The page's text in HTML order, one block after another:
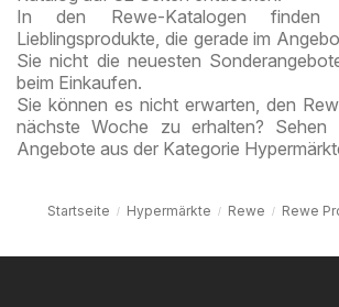
In den Rewe-Katalogen
Lieblingsprodukte, die gerade im
Sie nicht die neuesten
beim Einkaufen.
Sie können es nicht erwarten, den
nächste Woche zu erhalten? Sehen
Angebote aus der Kategorie
Startseite Hypermärkte Rewe Rewe